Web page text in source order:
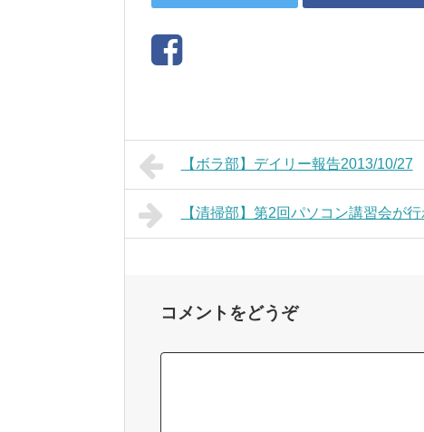
【ボラ部】デイリー報告2013/10/27
【清掃部】第2回パソコン講習会が
コメントをどうぞ